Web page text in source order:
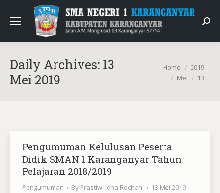
Daily Archives: 13
Mei 2019
You are here:
Home
2019
Mei
13
Pengumuman Kelulusan Peserta
Didik SMAN 1 Karanganyar Tahun
Pelajaran 2018/2019
Pengumuman By Prastiwi Idha Rochani 13 Mei 2019